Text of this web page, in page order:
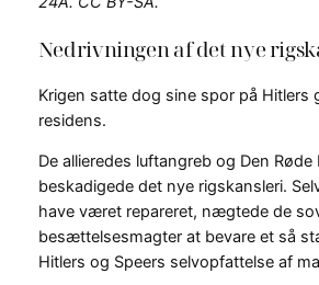
Nedrivningen af det nye
Krigen satte dog sine spor på Hitlers
residens.
De allieredes luftangreb og Den
beskadigede det nye rigskansleri.
have været repareret, nægtede de
besættelsesmagter at bevare et så
Hitlers og Speers selvopfattelse af